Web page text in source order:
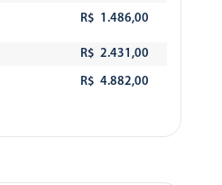
R$ 1.486,00
R$ 2.431,00
R$ 4.882,00